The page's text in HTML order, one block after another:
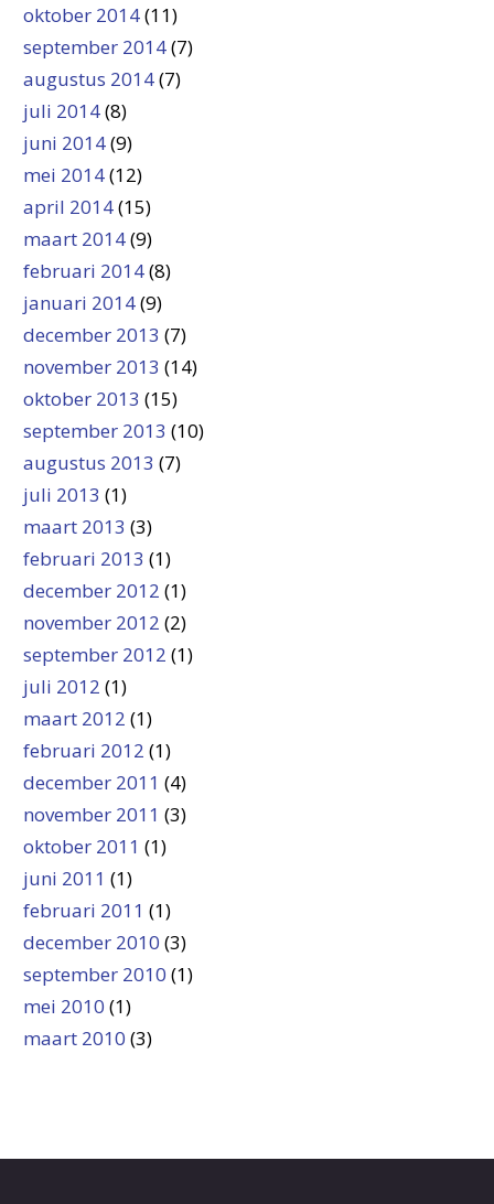
oktober 2014(11)
september 2014(7)
augustus 2014(7)
juli 2014(8)
juni 2014(9)
mei 2014(12)
april 2014(15)
maart 2014(9)
februari 2014(8)
januari 2014(9)
december 2013 (7)
november 2013 (14)
oktober 2013 (15)
september 2013 (10)
augustus 2013 (7)
juli 2013 (1)
maart 2013 (3)
februari 2013 (1)
december 2012 (1)
november 2012 (2)
september 2012 (1)
juli 2012 (1)
maart 2012 (1)
februari 2012 (1)
december 2011 (4)
november 2011 (3)
oktober 2011 (1)
juni 2011 (1)
februari 2011 (1)
december 2010 (3)
september 2010 (1)
mei 2010 (1)
maart 2010 (3)